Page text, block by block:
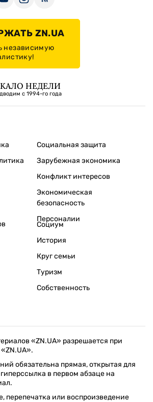
ZN.UA
независимую
НЕДЕЛИ
с 1994-го года
Социальная защита
Зарубежная экономика
Конфликт интересов
Экономическая
безопасность
Персоналии
Социум
История
Круг семьи
Туризм
Собственность
«ZN.UA» разрешается при
обязательна прямая, открытая для
в первом абзаце на
перепечатка или воспроизведение